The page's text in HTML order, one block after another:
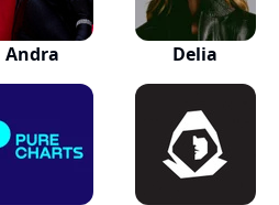
Andra Delia